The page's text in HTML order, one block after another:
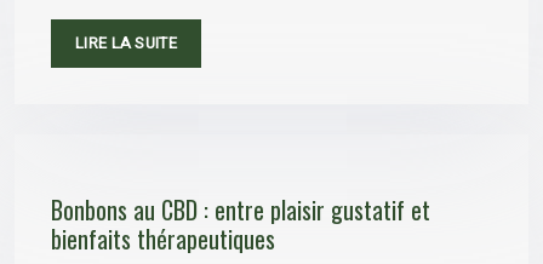
LIRE LA SUITE
Bonbons au CBD : entre plaisir gustatif et
bienfaits thérapeutiques